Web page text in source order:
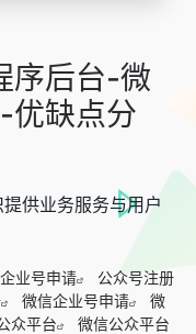
序后台-微
优缺点分
供业务服务与用户
企业号申请
公众号注册
微信企业号申请
微
众平台
微信公众平台